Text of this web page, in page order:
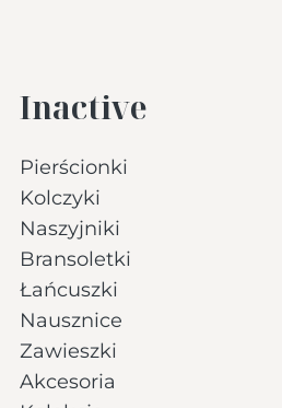
Inactive
Pierścionki
Kolczyki
Naszyjniki
Bransoletki
Łańcuszki
Nausznice
Zawieszki
Akcesoria